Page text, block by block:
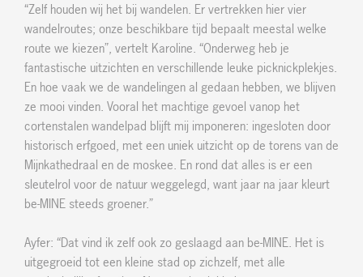
“Zelf houden wij het bij wandelen. Er vertrekken hier vier
wandelroutes; onze beschikbare tijd bepaalt meestal welke
route we kiezen”, vertelt Karoline. “Onderweg heb je
fantastische uitzichten en verschillende leuke picknickplekjes.
En hoe vaak we de wandelingen al gedaan hebben, we blijven
ze mooi vinden. Vooral het machtige gevoel vanop het
cortenstalen wandelpad blijft mij imponeren: ingesloten door
historisch erfgoed, met een uniek uitzicht op de torens van de
Mijnkathedraal en de moskee. En rond dat alles is er een
sleutelrol voor de natuur weggelegd, want jaar na jaar kleurt
be-MINE steeds groener.”
Ayfer: “Dat vind ik zelf ook zo geslaagd aan be-MINE. Het is
uitgegroeid tot een kleine stad op zichzelf, met alle